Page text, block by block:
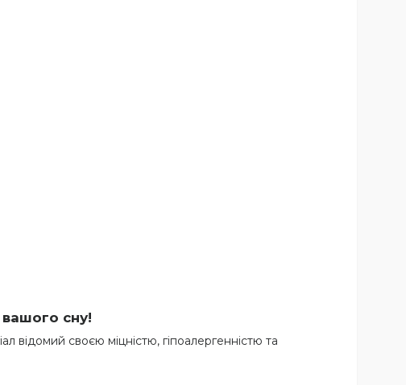
вашого сну!
відомий своєю міцністю, гіпоалергенністю та